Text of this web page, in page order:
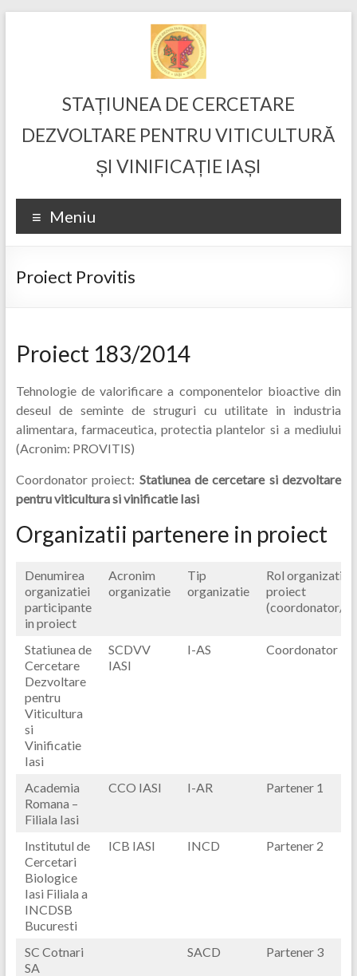
STAȚIUNEA DE CERCETARE
DEZVOLTARE PENTRU VITICULTURĂ
ȘI VINIFICAȚIE IAȘI
Meniu
Proiect Provitis
Proiect 183/2014
Tehnologie de valorificare a componentelor bioactive din
deseul de seminte de struguri cu utilitate in industria
alimentara, farmaceutica, protectia plantelor si a mediului
(Acronim: PROVITIS)
Coordonator proiect: Statiunea de cercetare si dezvoltare
pentru viticultura si vinificatie Iasi
Organizatii partenere in proiect
Denumirea
organizatiei
participante
in proiect
Acronim
organizatie
Tip
organizatie
Rol organizatie
proiect
(coordonator/
Statiunea de
Cercetare
Dezvoltare
pentru
Viticultura
si
Vinificatie
Iasi
SCDVV
IASI
I-AS Coordonator
Academia
Romana –
Filiala Iasi
CCO IASI I-AR Partener 1
Institutul de
Cercetari
Biologice
Iasi Filiala a
INCDSB
Bucuresti
ICB IASI INCD Partener 2
SC Cotnari
SA
SACD Partener 3